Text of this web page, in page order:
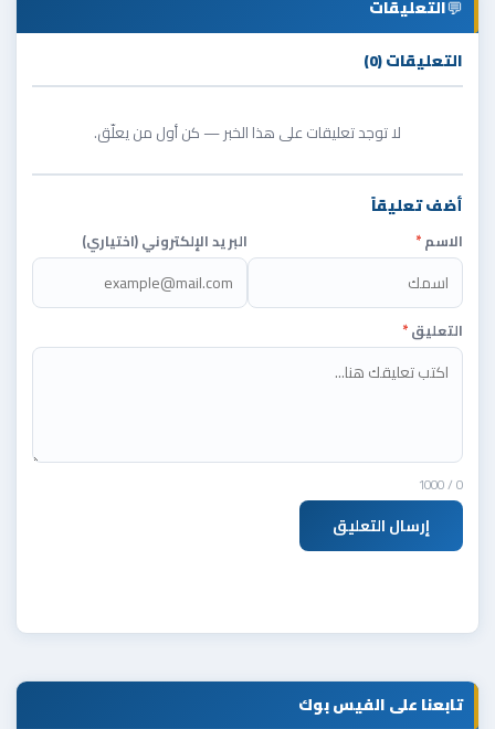
💬التعليقات
التعليقات (0)
لا توجد تعليقات على هذا الخبر — كن أول من يعلّق.
أضف تعليقاً
الاسم* البريد الإلكتروني (اختياري)
التعليق*
0
/ 1000
إرسال التعليق
تابعنا على الفيس بوك